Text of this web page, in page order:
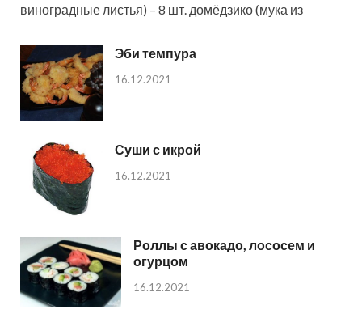
виноградные листья) – 8 шт. домёдзико (мука из
Эби темпура
16.12.2021
Суши с икрой
16.12.2021
Роллы с авокадо, лососем и
огурцом
16.12.2021